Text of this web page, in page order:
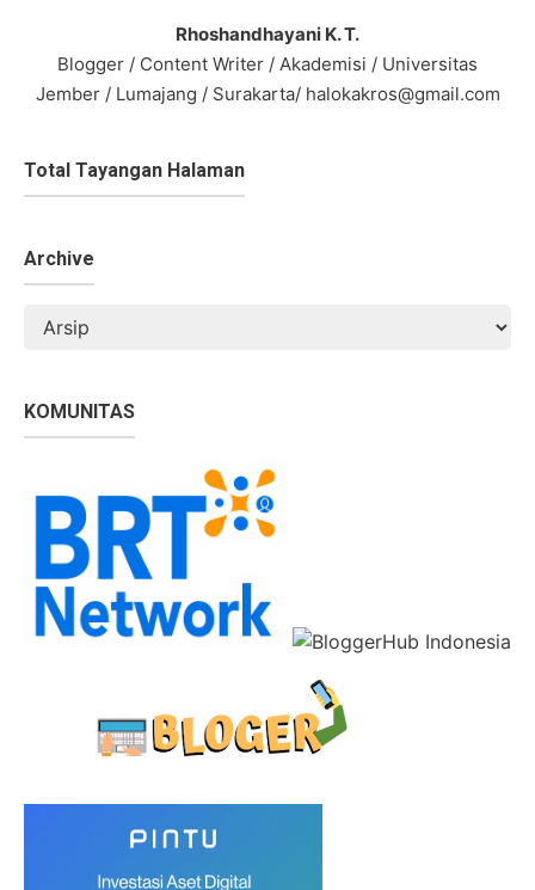
Rhoshandhayani K. T.
Blogger / Content Writer / Akademisi / Universitas
Jember / Lumajang / Surakarta/ halokakros@gmail.com
Total Tayangan Halaman
Archive
KOMUNITAS